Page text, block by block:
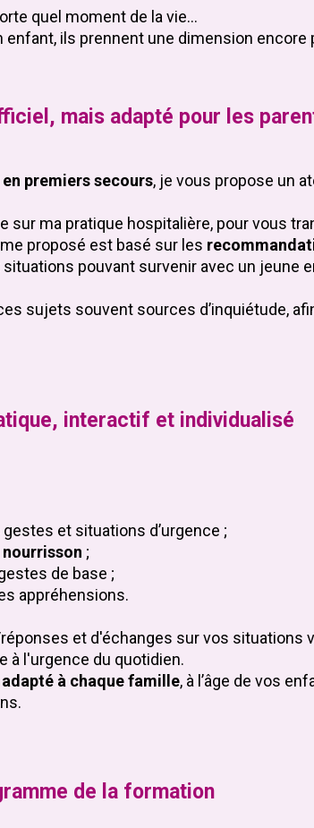
quel moment de la vie…
enfant, ils prennent une dimension
mais adapté pour les
premiers secours, je vous propose un
sur ma pratique hospitalière, pour vous
proposé est basé sur les
pouvant survenir avec un jeune
sujets souvent sources d’inquiétude,
interactif et individualisé
gestes et situations d’urgence ;
;
de base ;
appréhensions.
et d'échanges sur vos situations
à l'urgence du quotidien.
à chaque famille, à l’âge de vos
de la formation